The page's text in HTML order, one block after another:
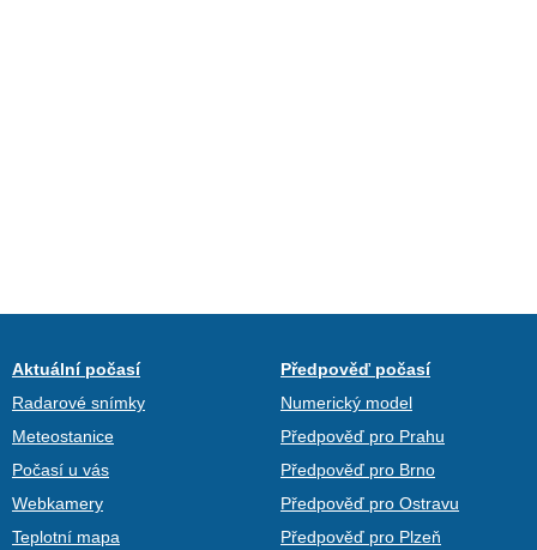
Aktuální počasí
Radarové snímky
Meteostanice
Počasí u vás
Webkamery
Teplotní mapa
Předpověď počasí
Numerický model
Předpověď pro Prahu
Předpověď pro Brno
Předpověď pro Ostravu
Předpověď pro Plzeň